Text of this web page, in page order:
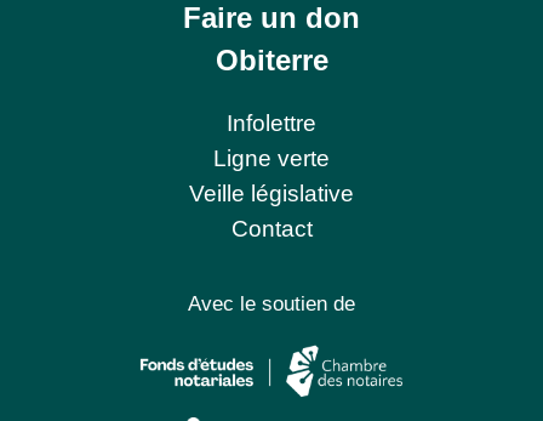
Faire un don
Obiterre
Infolettre
Ligne verte
Veille législative
Contact
Avec le soutien de